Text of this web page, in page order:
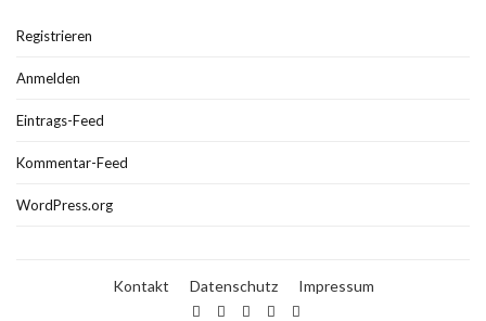
Registrieren
Anmelden
Eintrags-Feed
Kommentar-Feed
WordPress.org
Kontakt Datenschutz Impressum